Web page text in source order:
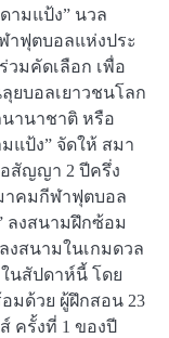
ามแป้ง” นวล
ฟุตบอลแห่งประ
วมคัดเลือก เพื่อ
ยบอลเยาวชนโลก
านาชาติ หรือ
มแป้ง” จัดให้ สมา
อสัญญา 2 ปีครึ่ง
าคมกีฬาฟุตบอล
ลงสนามฝึกซ้อม
งสนามในเกมดวล
นสัปดาห์นี้ โดย
มด้วย ผู้ฝึกสอน 23
ครั้งที่ 1 ของปี